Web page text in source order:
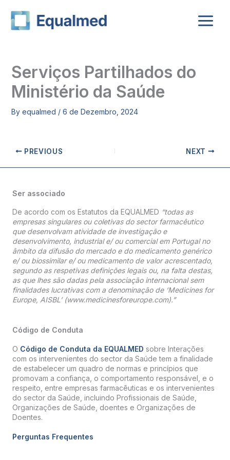
content
Serviços Partilhados do
Ministério da Saúde
By equalmed / 6 de Dezembro, 2024
PREVIOUS NEXT
Ser associado
De acordo com os Estatutos da EQUALMED “todas as
empresas singulares ou coletivas do sector farmacêutico
que desenvolvam atividade de investigação e
desenvolvimento, industrial e/ ou comercial em Portugal no
âmbito da difusão do mercado e do medicamento genérico
e/ ou biossimilar e/ ou medicamento de valor acrescentado,
segundo as respetivas definições legais ou, na falta destas,
as que lhes são dadas pela associação internacional sem
finalidades lucrativas com a denominação de ‘Medicines for
Europe, AISBL’ (www.medicinesforeurope.com).”
Código de Conduta
O Código de Conduta da EQUALMED sobre Interações
com os intervenientes do sector da Saúde tem a finalidade
de estabelecer um quadro de normas e princípios que
promovam a confiança, o comportamento responsável, e o
respeito, entre empresas farmacêuticas e os intervenientes
do sector da Saúde, incluindo Profissionais de Saúde,
Organizações de Saúde, doentes e Organizações de
Doentes.
Perguntas Frequentes